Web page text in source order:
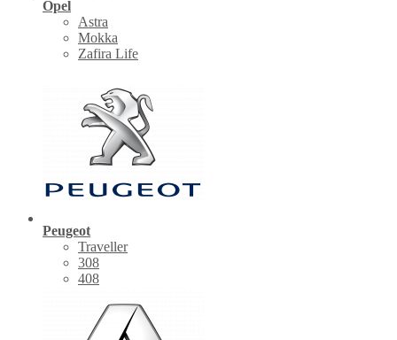
Opel
Astra
Mokka
Zafira Life
Peugeot
Traveller
308
408